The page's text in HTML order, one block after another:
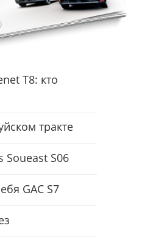
T8: кто
тракте
Soueast S06
GAC S7